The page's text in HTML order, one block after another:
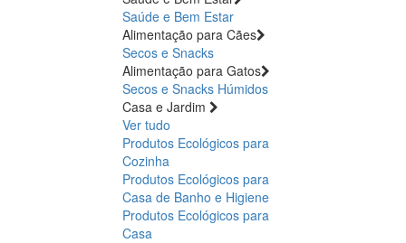
Saúde e Bem Estar
Alimentação para Cães
Secos e Snacks
Alimentação para Gatos
Secos e Snacks Húmidos
Casa e Jardim
Ver tudo
Produtos Ecológicos para
Cozinha
Produtos Ecológicos para
Casa de Banho e Higiene
Produtos Ecológicos para
Casa